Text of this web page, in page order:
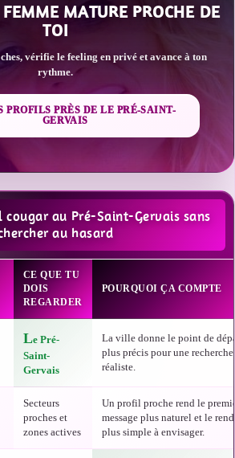
MATURE PROCHE DE
TOI
vérifie le feeling en privé et avance à ton
rythme.
PROFILS PRÈS DE LE PRÉ-SAINT-
GERVAIS
au Pré-Saint-Gervais sans
au hasard
CE QUE TU
DOIS
REGARDER
POURQUOI ÇA COMPTE
Le Pré-
Saint-
Gervais
La ville donne le point de
plus précis pour une
réaliste.
Secteurs
proches et
zones actives
Un profil proche rend le
message plus naturel et le
plus simple à envisager.